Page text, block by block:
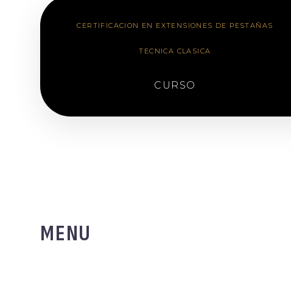
CERTIFICACION EN EXTENSIONES DE PESTAÑAS
TECNICA CLASICA
CURSO
MENU